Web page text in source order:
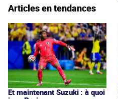
Articles en tendances
Et maintenant Suzuki : à quoi